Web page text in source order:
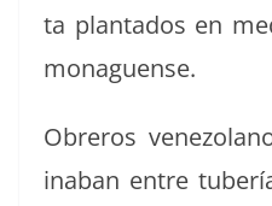
ta plan­ta­dos en
monaguense.
Obreros
ina­ban entre